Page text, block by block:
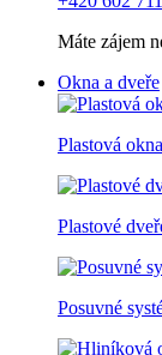
Máte zájem
Okna a dveře
Plastová okna
Plastové
Posuvné